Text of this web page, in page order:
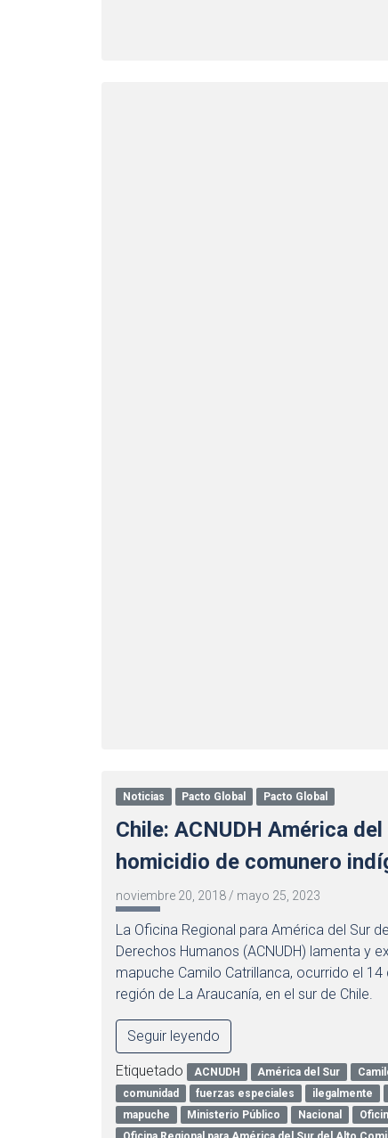
Noticias Pacto Global Pacto Global
Chile: ACNUDH América
homicidio de comunero
noviembre 20, 2018 / mayo 25, 2023
La Oficina Regional para América del Sur
Derechos Humanos (ACNUDH) lamenta y
mapuche Camilo Catrillanca, ocurrido el
región de La Araucanía, en el sur de Chile.
Seguir leyendo
Etiquetado ACNUDH América del Sur
comunidad
fuerzas especiales ilegalmente
mapuche
Ministerio Público Nacional